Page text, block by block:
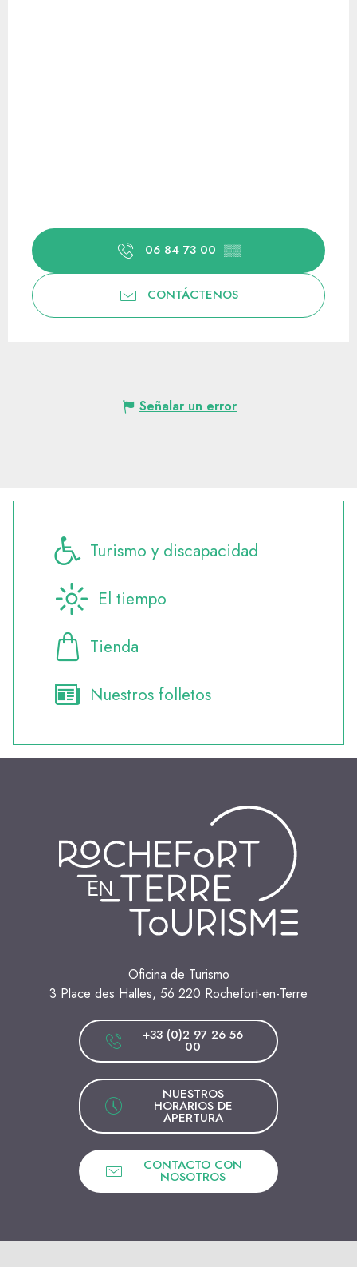
06 84 73 00 ▒▒
CONTÁCTENOS
Señalar un error
Turismo y discapacidad
El tiempo
Tienda
Nuestros folletos
Oficina de Turismo
3 Place des Halles, 56 220 Rochefort-en-Terre
+33 (0)2 97 26 56
00
NUESTROS
HORARIOS DE
APERTURA
CONTACTO CON
NOSOTROS